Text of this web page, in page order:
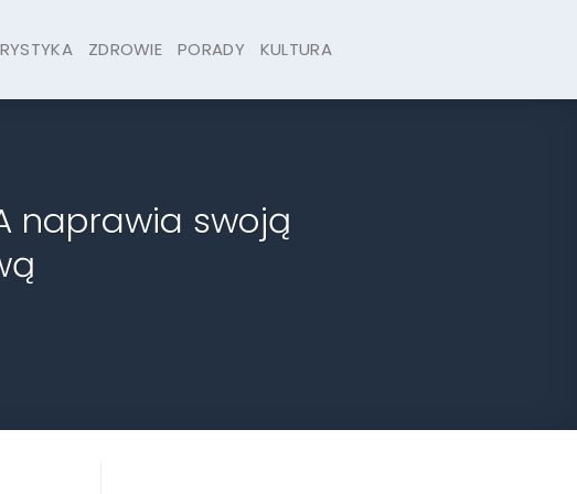
ZDROWIE PORADY KULTURA
naprawia swoją